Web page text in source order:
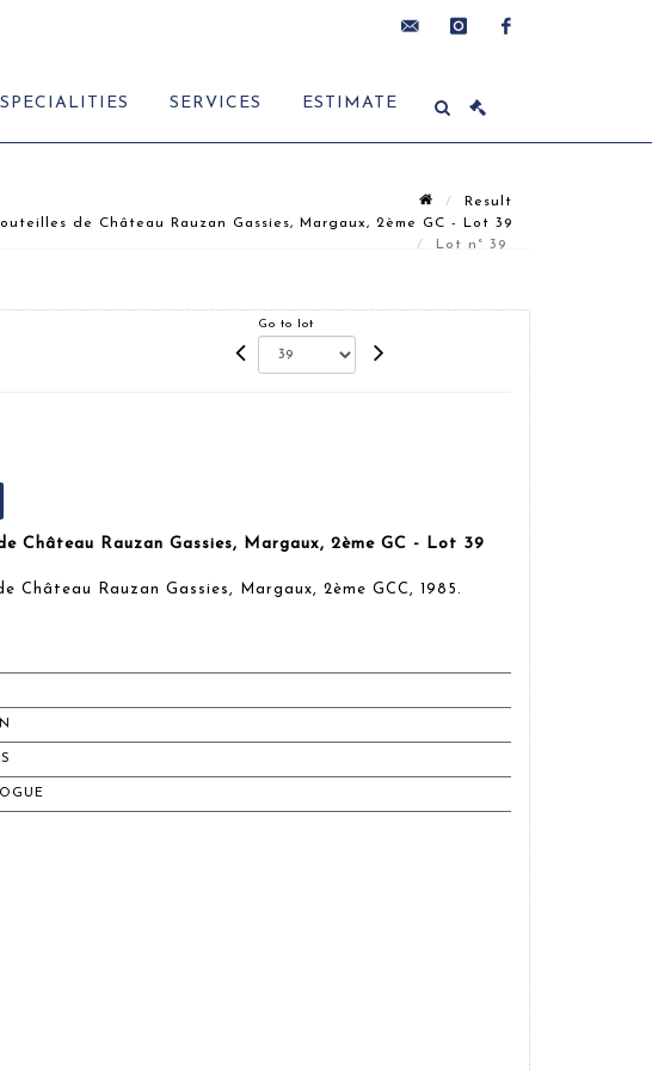
SPECIALITIES SERVICES ESTIMATE
Result
de Château Rauzan Gassies, Margaux, 2ème GC - Lot 39
Lot n° 39
Go to lot
Château Rauzan Gassies, Margaux, 2ème GC - Lot 39
Château Rauzan Gassies, Margaux, 2ème GCC, 1985.